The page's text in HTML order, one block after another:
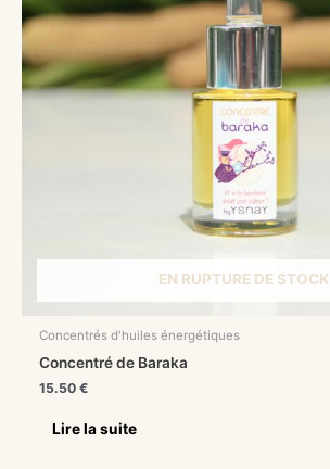
EN RUPTURE DE STOCK
Concentrés d'huiles énergétiques
Concentré de Baraka
15.50€
Lire la suite